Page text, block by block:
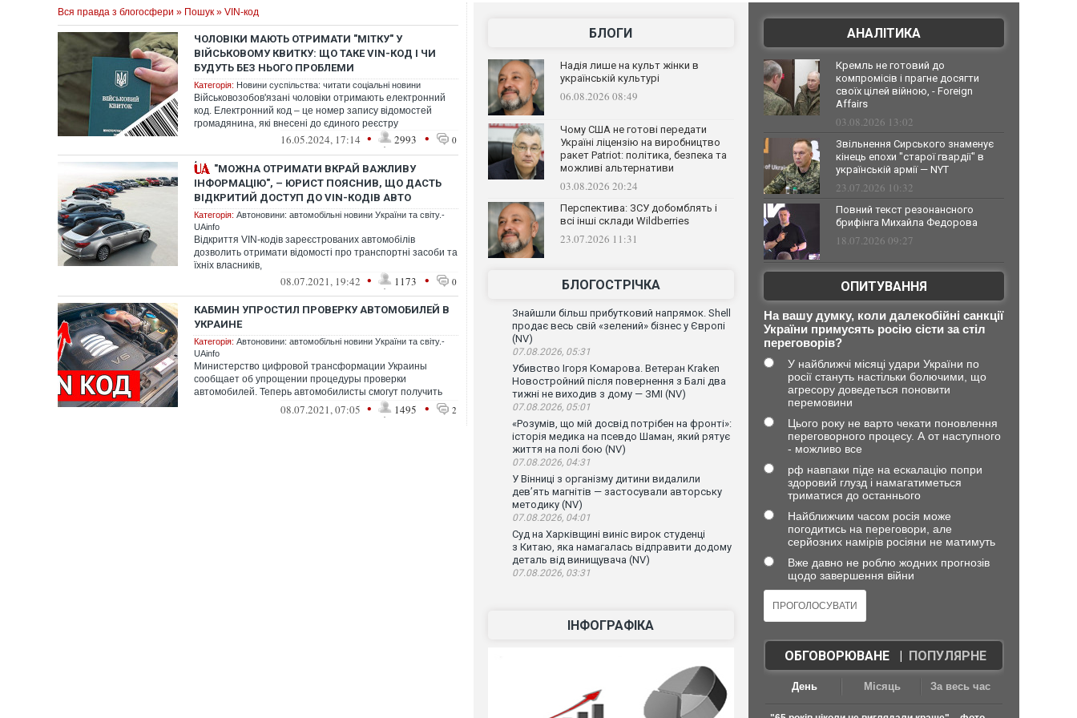
Вся правда з блогосфери » Пошук » VIN-код
ЧОЛОВІКИ МАЮТЬ ОТРИМАТИ "МІТКУ" У
ВІЙСЬКОВОМУ КВИТКУ: ЩО ТАКЕ VIN-КОД І ЧИ
БУДУТЬ БЕЗ НЬОГО ПРОБЛЕМИ
Категорія: Новини суспільства: читати соціальні новини
Військовозобов'язані чоловіки отримають електронний
код. Електронний код – це номер запису відомостей
громадянина, які внесені до єдиного реєстру
16.05.2024, 17:14 • 2993 • 0
"МОЖНА ОТРИМАТИ ВКРАЙ ВАЖЛИВУ
ІНФОРМАЦІЮ", – ЮРИСТ ПОЯСНИВ, ЩО ДАСТЬ
ВІДКРИТИЙ ДОСТУП ДО VIN-КОДІВ АВТО
Категорія: Автоновини: автомобільні новини України та світу.-
UAinfo
Відкриття VIN-кодів зареєстрованих автомобілів
дозволить отримати відомості про транспортні засоби та
їхніх власників,
08.07.2021, 19:42 • 1173 • 0
КАБМИН УПРОСТИЛ ПРОВЕРКУ АВТОМОБИЛЕЙ В
УКРАИНЕ
Категорія: Автоновини: автомобільні новини України та світу.-
UAinfo
Министерство цифровой трансформации Украины
сообщает об упрощении процедуры проверки
автомобилей. Теперь автомобилисты смогут получить
информацию о ма...08.07.2021, 07:05 • 1495 • 2
БЛОГИ
Надія лише на культ жінки в
українській культурі
06.08.2026 08:49
Чому США не готові передати
Україні ліцензію на виробництво
ракет Patriot: політика, безпека та
можливі альтернативи
03.08.2026 20:24
Перспектива: ЗСУ добомблять і
всі інші склади Wildberries
23.07.2026 11:31
БЛОГОСТРІЧКА
Знайшли більш прибутковий напрямок. Shell
продає весь свій «зелений» бізнес у Європі
(NV)
07.08.2026, 05:31
Убивство Ігоря Комарова. Ветеран Kraken
Новостройний після повернення з Балі два
тижні не виходив з дому — ЗМІ (NV)
07.08.2026, 05:01
«Розумів, що мій досвід потрібен на фронті»:
історія медика на псевдо Шаман, який рятує
життя на полі бою (NV)
07.08.2026, 04:31
У Вінниці з організму дитини видалили
дев’ять магнітів — застосували авторську
методику (NV)
07.08.2026, 04:01
Суд на Харківщині виніс вирок студенці
з Китаю, яка намагалась відправити додому
деталь від винищувача (NV)
07.08.2026, 03:31
ІНФОГРАФІКА
АНАЛІТИКА
Кремль не готовий до
компромісів і прагне досягти
своїх цілей війною, - Foreign
Affairs
03.08.2026 13:02
Звільнення Сирського знаменує
кінець епохи "старої гвардії" в
українській армії — NYT
23.07.2026 10:32
Повний текст резонансного
брифінга Михайла Федорова
18.07.2026 09:27
ОПИТУВАННЯ
На вашу думку, коли далекобійні санкції
України примусять росію сісти за стіл
переговорів?
У найближчі місяці удари України по
росії стануть настільки болючими, що
агресору доведеться поновити
перемовини
Цього року не варто чекати поновлення
переговорного процесу. А от наступного
- можливо все
рф навпаки піде на ескалацію попри
здоровий глузд і намагатиметься
триматися до останнього
Найближчим часом росія може
погодитись на переговори, але
серйозних намірів росіяни не матимуть
Вже давно не роблю жодних прогнозів
щодо завершення війни
ОБГОВОРЮВАНЕ| ПОПУЛЯРНЕ
День Місяць За весь час